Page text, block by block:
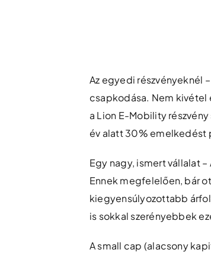
Az egyedi részvényeknél
csapkodása. Nem kivétel
a Lion E-Mobility
év alatt 30% emelkedést
Egy nagy, ismert vállalat
Ennek megfelelően, bár
kiegyensúlyozottabb
is sokkal szerényebbek
A small cap (alacsony